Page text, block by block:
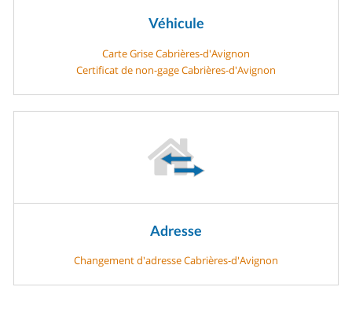
Véhicule
Carte Grise Cabrières-d'Avignon
Certificat de non-gage Cabrières-d'Avignon
Adresse
Changement d'adresse Cabrières-d'Avignon